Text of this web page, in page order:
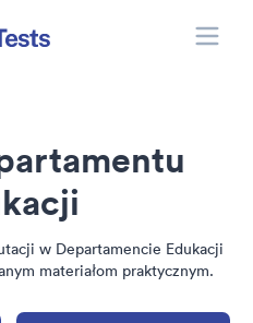
w Departamencie Edukacji
materiałom praktycznym.